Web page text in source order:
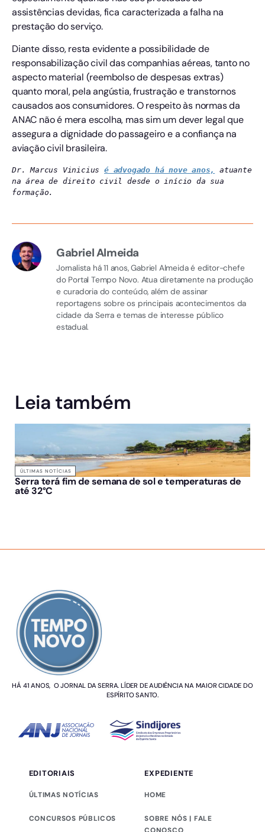
assistências devidas, fica caracterizada a falha na
prestação do serviço.
Diante disso, resta evidente a possibilidade de
responsabilização civil das companhias aéreas, tanto no
aspecto material (reembolso de despesas extras)
quanto moral, pela angústia, frustração e transtornos
causados aos consumidores. O respeito às normas da
ANAC não é mera escolha, mas sim um dever legal que
assegura a dignidade do passageiro e a confiança na
aviação civil brasileira.
Dr. Marcus Vinicius é advogado há nove anos,
atuante
na área de direito civil desde o início da sua
formação.
Gabriel Almeida
Jornalista há 11 anos, Gabriel Almeida é editor-chefe
do Portal Tempo Novo. Atua diretamente na produção
e curadoria do conteúdo, além de assinar
reportagens sobre os principais acontecimentos da
cidade da Serra e temas de interesse público
estadual.
Leia também
ÚLTIMAS NOTÍCIAS
Serra terá fim de semana de sol e temperaturas de
até 32°C
HÁ 41 ANOS, O JORNAL DA SERRA. LÍDER DE AUDIÊNCIA NA MAIOR CIDADE DO
ESPÍRITO SANTO.
EDITORIAIS
ÚLTIMAS NOTÍCIAS
CONCURSOS PÚBLICOS
EXPEDIENTE
HOME
SOBRE NÓS | FALE